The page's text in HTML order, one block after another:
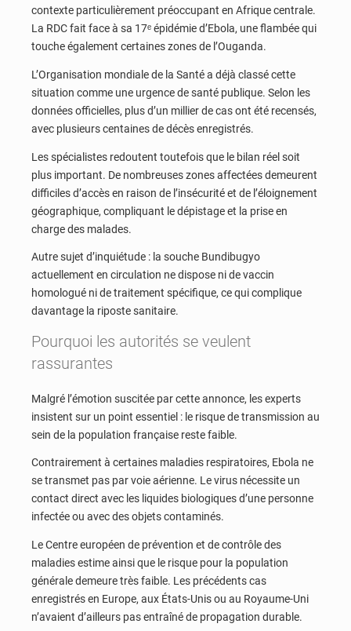
contexte particulièrement préoccupant en Afrique centrale.
La RDC fait face à sa 17ᵉ épidémie d’Ebola, une flambée qui
touche également certaines zones de l’Ouganda.
L’Organisation mondiale de la Santé a déjà classé cette
situation comme une urgence de santé publique. Selon les
données officielles, plus d’un millier de cas ont été recensés,
avec plusieurs centaines de décès enregistrés.
Les spécialistes redoutent toutefois que le bilan réel soit
plus important. De nombreuses zones affectées demeurent
difficiles d’accès en raison de l’insécurité et de l’éloignement
géographique, compliquant le dépistage et la prise en
charge des malades.
Autre sujet d’inquiétude : la souche Bundibugyo
actuellement en circulation ne dispose ni de vaccin
homologué ni de traitement spécifique, ce qui complique
davantage la riposte sanitaire.
Pourquoi les autorités se veulent
rassurantes
Malgré l’émotion suscitée par cette annonce, les experts
insistent sur un point essentiel : le risque de transmission au
sein de la population française reste faible.
Contrairement à certaines maladies respiratoires, Ebola ne
se transmet pas par voie aérienne. Le virus nécessite un
contact direct avec les liquides biologiques d’une personne
infectée ou avec des objets contaminés.
Le Centre européen de prévention et de contrôle des
maladies estime ainsi que le risque pour la population
générale demeure très faible. Les précédents cas
enregistrés en Europe, aux États-Unis ou au Royaume-Uni
n’avaient d’ailleurs pas entraîné de propagation durable.